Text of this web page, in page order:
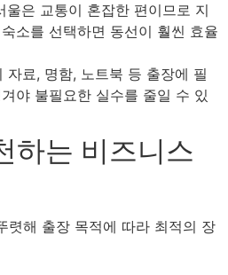
울은 교통이 혼잡한 편이므로 지
소를 선택하면 동선이 훨씬 효율
자료, 명함, 노트북 등 출장에 필
야 불필요한 실수를 줄일 수 있
하는 비즈니스
렷해 출장 목적에 따라 최적의 장